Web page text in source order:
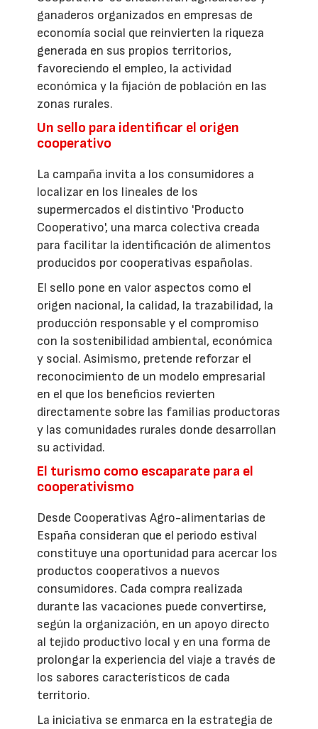
ganaderos organizados en empresas de
economía social que reinvierten la riqueza
generada en sus propios territorios,
favoreciendo el empleo, la actividad
económica y la fijación de población en las
zonas rurales.
Un sello para identificar el origen
cooperativo
La campaña invita a los consumidores a
localizar en los lineales de los
supermercados el distintivo 'Producto
Cooperativo', una marca colectiva creada
para facilitar la identificación de alimentos
producidos por cooperativas españolas.
El sello pone en valor aspectos como el
origen nacional, la calidad, la trazabilidad, la
producción responsable y el compromiso
con la sostenibilidad ambiental, económica
y social. Asimismo, pretende reforzar el
reconocimiento de un modelo empresarial
en el que los beneficios revierten
directamente sobre las familias productoras
y las comunidades rurales donde desarrollan
su actividad.
El turismo como escaparate para el
cooperativismo
Desde Cooperativas Agro-alimentarias de
España consideran que el periodo estival
constituye una oportunidad para acercar los
productos cooperativos a nuevos
consumidores. Cada compra realizada
durante las vacaciones puede convertirse,
según la organización, en un apoyo directo
al tejido productivo local y en una forma de
prolongar la experiencia del viaje a través de
los sabores característicos de cada
territorio.
La iniciativa se enmarca en la estrategia de